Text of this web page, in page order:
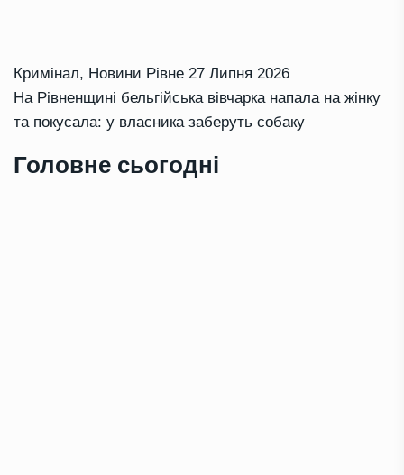
Кримінал, Новини Рівне 27 Липня 2026
На Рівненщині бельгійська вівчарка напала на жінку
та покусала: у власника заберуть собаку
Головне сьогодні